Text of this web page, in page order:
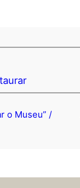
o Museu” /